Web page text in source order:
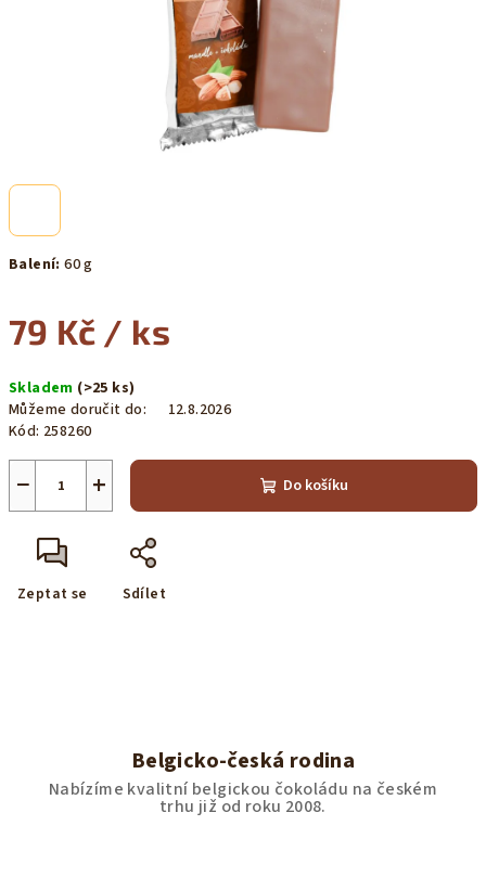
Balení: 60 g
79 Kč / ks
cena:
Skladem (>25 ks)
Můžeme doručit do:
12.8.2026
Kód: 258260
+
− Do košíku
Zeptat se Sdílet
Belgicko-česká rodina
Nabízíme kvalitní belgickou čokoládu na českém
trhu již od roku 2008.